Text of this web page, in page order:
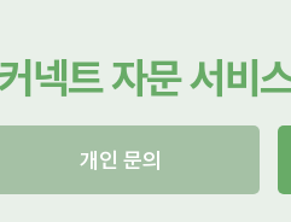
넥트 자문 서비
개인 문의